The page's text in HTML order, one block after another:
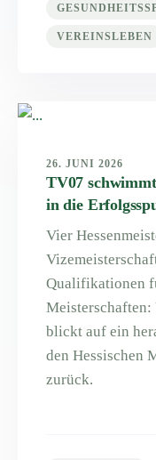
VEREINSLEBEN
26. JUNI 2026
TV07
in die
Vier
Qualifikationen
Meisterschaften:
blickt auf ein
den Hessischen
zurück.